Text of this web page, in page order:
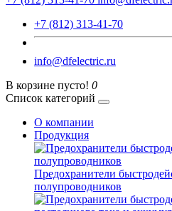
+7 (812) 313-41-70
info@dfelectric.ru
В корзине пусто! 0
Список категорий
О компании
Продукция
Предохранители
полупроводников